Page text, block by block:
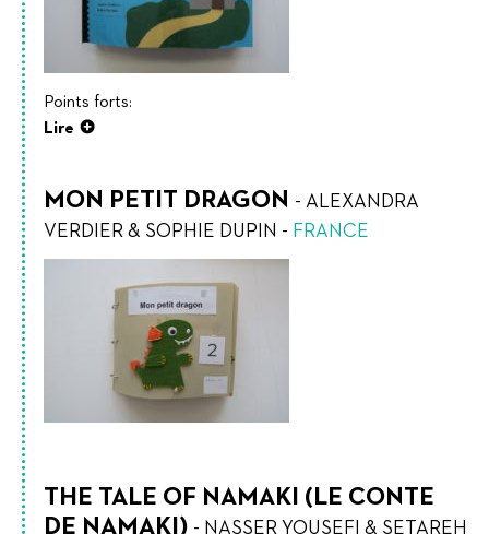
Points forts:
Lire
MON PETIT DRAGON - ALEXANDRA
VERDIER & SOPHIE DUPIN - FRANCE
THE TALE OF NAMAKI (LE CONTE
DE NAMAKI) - NASSER YOUSEFI & SETAREH